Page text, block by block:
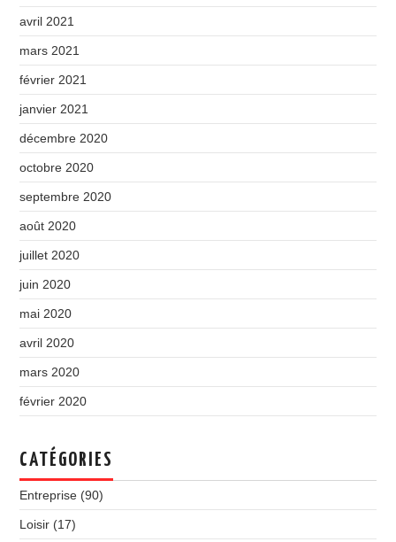
avril 2021
mars 2021
février 2021
janvier 2021
décembre 2020
octobre 2020
septembre 2020
août 2020
juillet 2020
juin 2020
mai 2020
avril 2020
mars 2020
février 2020
CATÉGORIES
Entreprise (90)
Loisir (17)